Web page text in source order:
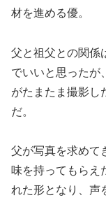
材を進める優。
父と祖父との関係
でいいと思った
がたまたま撮影し
だ。
父が写真を求めて
味を持ってもらえ
れた形となり、声